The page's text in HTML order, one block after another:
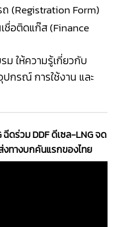
ถ (Registration Form)
ชื่อติดแก๊ส (Finance
ให้ความรู้เกี่ยวกับ
กรณ์ การใช้งาน และ
ดร่วม DDF ดีเซล-LNGจด
ทางบกคันแรกของไทย